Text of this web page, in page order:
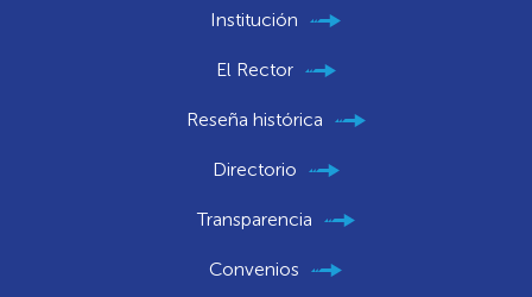
Institución
El Rector
Reseña histórica
Directorio
Transparencia
Convenios